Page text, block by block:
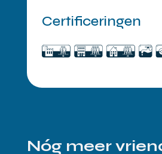
Certificeringen
Nóg meer